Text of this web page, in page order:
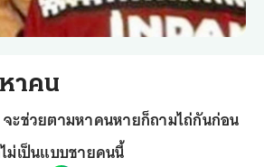
าคน
ะช่วยตามหาคนหายก็ถามไถ่กันก่อน
ม่เป็นแบบชายคนนี้